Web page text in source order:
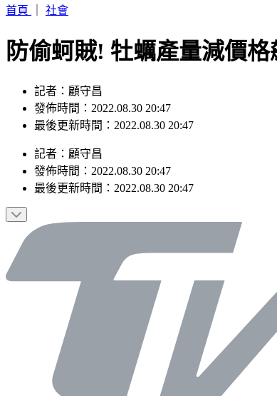
首頁
社會
防偷蚵賊! 牡蠣產量減價
記者：顧守昌
發佈時間：2022.08.30 20:47
最後更新時間：2022.08.30 20:47
記者 ： 顧守昌
發佈時間： 2022.08.30 20:47
最後更新時間： 2022.08.30 20:47